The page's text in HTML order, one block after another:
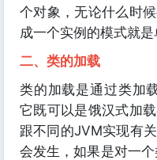
个对象，无论什么时
成一个实例的模式就是
二、类的加载
类的加载是通过类加
它既可以是饿汉式加
跟不同的JVM实现有
会发生，如果是对一